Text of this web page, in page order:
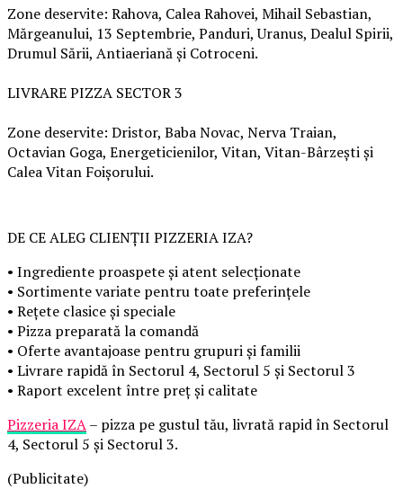
Zone deservite: Rahova, Calea Rahovei, Mihail Sebastian,
Mărgeanului, 13 Septembrie, Panduri, Uranus, Dealul Spirii,
Drumul Sării, Antiaeriană și Cotroceni.
LIVRARE PIZZA SECTOR 3
Zone deservite: Dristor, Baba Novac, Nerva Traian,
Octavian Goga, Energeticienilor, Vitan, Vitan-Bârzești și
Calea Vitan Foișorului.
DE CE ALEG CLIENȚII PIZZERIA IZA?
• Ingrediente proaspete și atent selecționate
• Sortimente variate pentru toate preferințele
• Rețete clasice și speciale
• Pizza preparată la comandă
• Oferte avantajoase pentru grupuri și familii
• Livrare rapidă în Sectorul 4, Sectorul 5 și Sectorul 3
• Raport excelent între preț și calitate
Pizzeria IZA– pizza pe gustul tău, livrată rapid în Sectorul
4, Sectorul 5 și Sectorul 3.
(Publicitate)